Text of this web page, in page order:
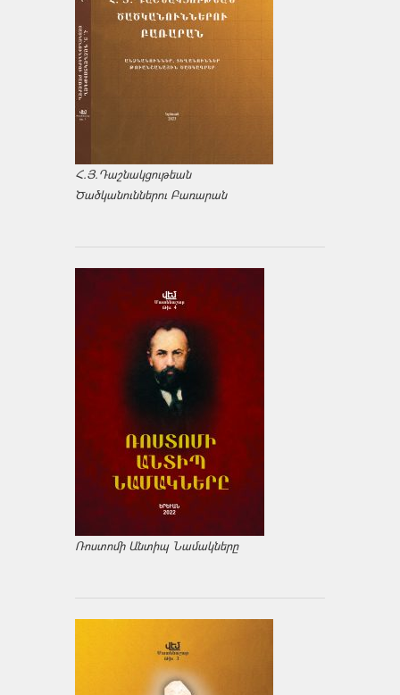
Հ.Յ.Դաշնակցութեան
Ծածկանուններու Բառարան
Ռոստոմի Անտիպ Նամակները